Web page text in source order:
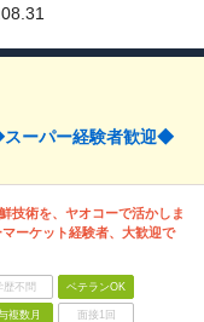
スーパー経験者歓迎◆
技術を、ヤオコーで活かしま
ーケット経験者、大歓迎で
歴不問 ベテランOK
複数月 面接1回